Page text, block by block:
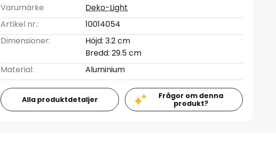
Varumärke
Deko-Light
Artikel nr.:
10014054
Dimensioner:
Höjd: 3.2 cm
Bredd: 29.5 cm
Material:
Aluminium
Alla produktdetaljer
Frågor om denna
produkt?